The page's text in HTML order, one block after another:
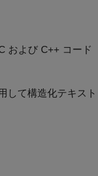
および C++ コード
して構造化テキスト